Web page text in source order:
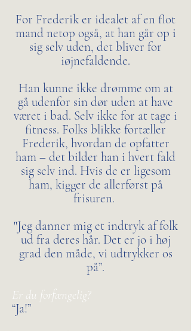
For Frederik er idealet af en flot
mand netop også, at han går op i
sig selv uden, det bliver for
iøjnefaldende.
Han kunne ikke drømme om at
gå udenfor sin dør uden at have
været i bad. Selv ikke for at tage i
fitness. Folks blikke fortæller
Frederik, hvordan de opfatter
ham – det bilder han i hvert fald
sig selv ind. Hvis de er ligesom
ham, kigger de allerførst på
frisuren.
"Jeg danner mig et indtryk af folk
ud fra deres hår. Det er jo i høj
grad den måde, vi udtrykker os
på”.
Er du forfængelig?
“Ja!”